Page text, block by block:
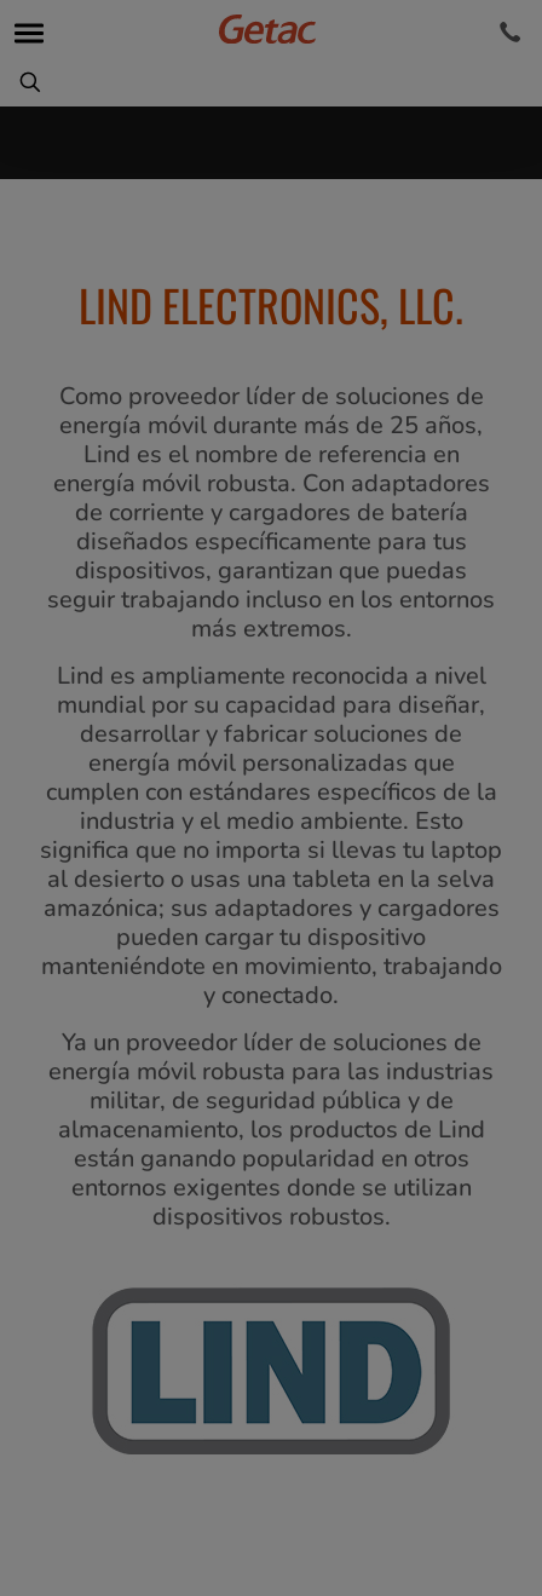
LIND ELECTRONICS, LLC.
Como proveedor líder de soluciones de
energía móvil durante más de 25 años,
Lind es el nombre de referencia en
energía móvil robusta. Con adaptadores
de corriente y cargadores de batería
diseñados específicamente para tus
dispositivos, garantizan que puedas
seguir trabajando incluso en los entornos
más extremos.
Lind es ampliamente reconocida a nivel
mundial por su capacidad para diseñar,
desarrollar y fabricar soluciones de
energía móvil personalizadas que
cumplen con estándares específicos de la
industria y el medio ambiente. Esto
significa que no importa si llevas tu laptop
al desierto o usas una tableta en la selva
amazónica; sus adaptadores y cargadores
pueden cargar tu dispositivo
manteniéndote en movimiento, trabajando
y conectado.
Ya un proveedor líder de soluciones de
energía móvil robusta para las industrias
militar, de seguridad pública y de
almacenamiento, los productos de Lind
están ganando popularidad en otros
entornos exigentes donde se utilizan
dispositivos robustos.